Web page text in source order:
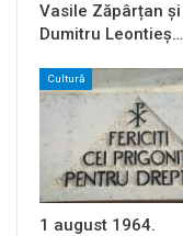
Vasile Zăpârțan și
Dumitru Leontieș…
Cultură
1 august 1964.